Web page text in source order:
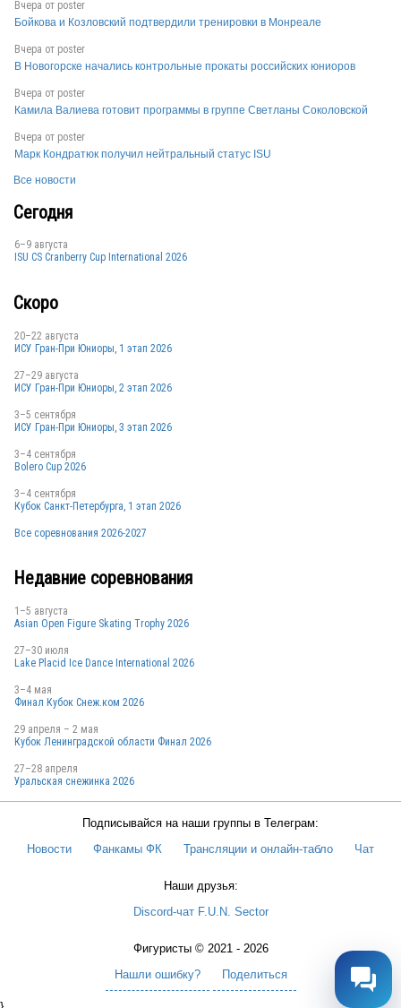
RUS
RUS
RUS
Вчера от poster
Бойкова и Козловский подтвердили тренировки в Монреале
Вчера от poster
В Новогорске начались контрольные прокаты российских юниоров
Вчера от poster
Камила Валиева готовит программы в группе Светланы Соколовской
Вчера от poster
Марк Кондратюк получил нейтральный статус ISU
Все новости
Сегодня
6–9 августа
ISU CS Cranberry Cup International 2026
Скоро
20–22 августа
ИСУ Гран-При Юниоры, 1 этап 2026
27–29 августа
ИСУ Гран-При Юниоры, 2 этап 2026
3–5 сентября
ИСУ Гран-При Юниоры, 3 этап 2026
3–4 сентября
Bolero Cup 2026
3–4 сентября
Кубок Санкт-Петербурга, 1 этап 2026
Все соревнования 2026-2027
Недавние соревнования
1–5 августа
Asian Open Figure Skating Trophy 2026
27–30 июля
Lake Placid Ice Dance International 2026
3–4 мая
Финал Кубок Снеж.ком 2026
29 апреля – 2 мая
Кубок Ленинградской области Финал 2026
27–28 апреля
Уральская снежинка 2026
Подписывайся на наши группы в Телеграм:
Новости
Фанкамы ФК Трансляции и онлайн-табло Чат
Наши друзья:
Discord-чат F.U.N. Sector
Фигуристы © 2021 - 2026
Нашли ошибку?
Поделиться